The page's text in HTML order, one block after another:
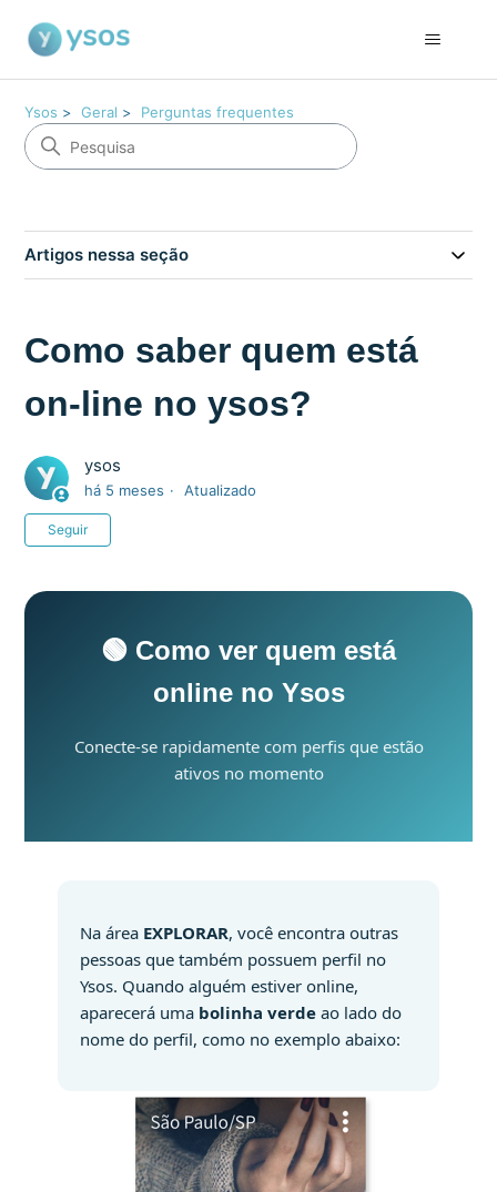
Ysos Geral Perguntas frequentes
Artigos nessa seção
Como saber quem está
on-line no ysos?
ysos
há 5 meses Atualizado
Seguir
🟢 Como ver quem está
online no Ysos
Conecte-se rapidamente com perfis que estão
ativos no momento
Na área EXPLORAR, você encontra outras
pessoas que também possuem perfil no
Ysos. Quando alguém estiver online,
aparecerá uma bolinha verde ao lado do
nome do perfil, como no exemplo abaixo: